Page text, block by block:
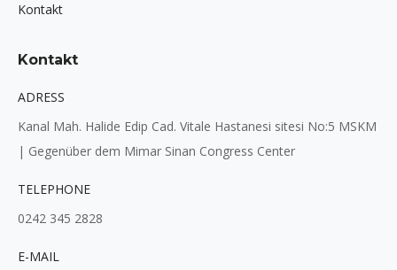
Kontakt
Kontakt
ADRESS
Kanal Mah. Halide Edip Cad. Vitale Hastanesi sitesi No:5 MSKM
| Gegenüber dem Mimar Sinan Congress Center
TELEPHONE
0242 345 2828
E-MAIL